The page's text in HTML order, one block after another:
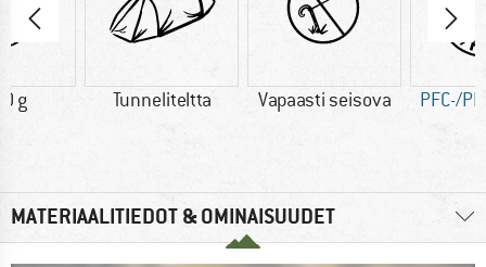
g Tunneliteltta Vapaasti seisova PFC-/
MATERIAALITIEDOT & OMINAISUUDET